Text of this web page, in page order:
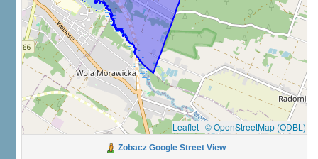
Leaflet | © OpenStreetMap (ODBL)
Zobacz Google Street View